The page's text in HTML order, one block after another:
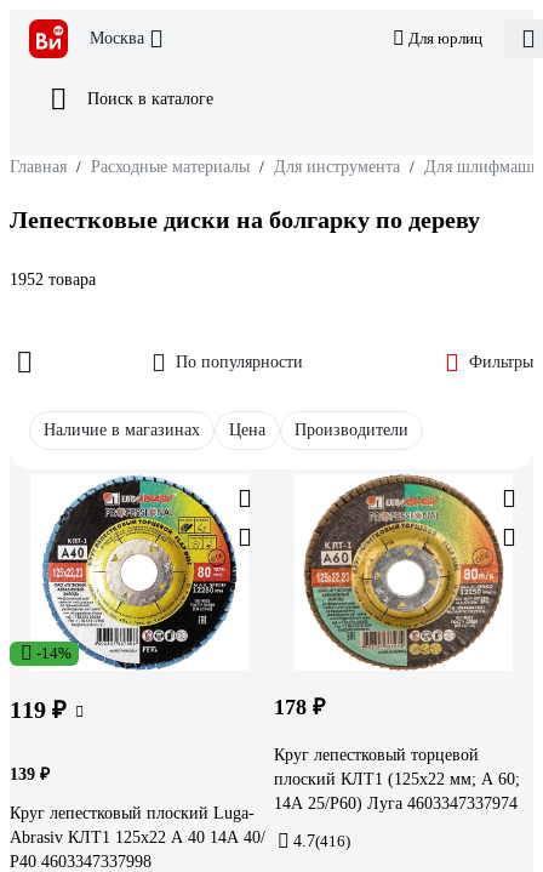
Москва Для юрлиц
Поиск в каталоге
Главная / Расходные материалы / Для инструмента / Для
Лепестковые диски на болгарку по дереву
1952 товара
По популярности Фильтры
Наличие в магазинах Цена Производители
-14%
119 ₽
139 ₽
Круг лепестковый плоский Luga-
Abrasiv КЛТ1 125х22 А 40 14А 40/
Р40 4603347337998
178 ₽
Круг лепестковый торцевой
плоский КЛТ1 (125х22 мм; А 60;
14А 25/Р60) Луга 4603347337974
4.7(416)